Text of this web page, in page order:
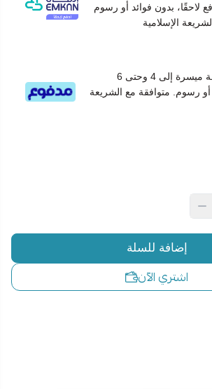
من عناية الهواء؟
جميع المساحات
والمتوسطة
موثوقة من عناية الهواء
لاحقًا، بدون فوائد أو رسوم
الإسلامية
قسم دفعاتك بطريقة ميسرة إلى 4 وحتى 6
رسوم. متوافقة مع الشريعة
إضافة للسلة
اشتري الآن